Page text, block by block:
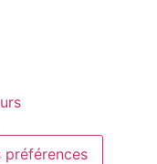
préférences